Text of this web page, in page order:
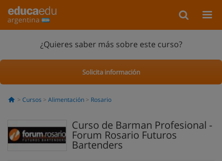
argentina
¿Quieres saber más sobre este curso?
Solicita información
Cursos Alimentación Rosario
Curso de Barman Profesional -
Forum Rosario Futuros
Bartenders